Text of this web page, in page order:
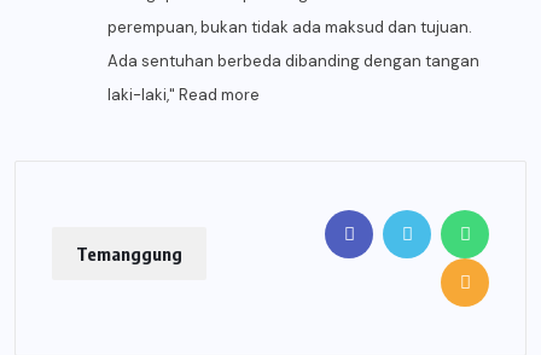
perempuan, bukan tidak ada maksud dan tujuan.
Ada sentuhan berbeda dibanding dengan tangan
laki-laki," Read more
Temanggung